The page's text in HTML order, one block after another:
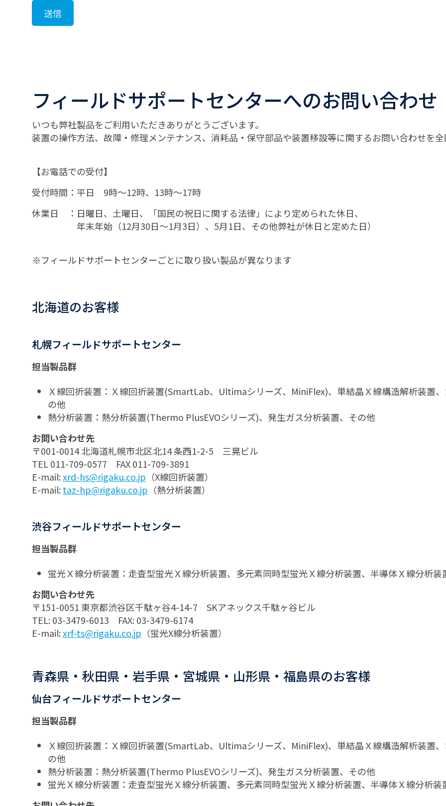
フィールドサポートセンターへのお問い合わせ
いつも弊社製品をご利用いただきありがとうございます。
装置の操作方法、故障・修理メンテナンス、消耗品・保守部品や装置移設等に関するお問い合わせを全
【お電話での受付】
受付時間：平日 9時～12時、13時～17時
休業日 ：日曜日、土曜日、「国民の祝日に関する法律」により定められた休日、
年末年始（12月30日～1月3日）、5月1日、その他弊社が休日と定めた日）
※フィールドサポートセンターごとに取り扱い製品が異なります
北海道のお客様
札幌フィールドサポートセンター
担当製品群
Ｘ線回折装置：Ｘ線回折装置(SmartLab、Ultimaシリーズ、MiniFlex)、単結晶Ｘ線構造解析装置
の他
熱分析装置：熱分析装置(Thermo PlusEVOシリーズ)、発生ガス分析装置、その他
お問い合わせ先
〒001-0014 北海道札幌市北区北14 条西1-2-5 三晃ビル
TEL 011-709-0577 FAX 011-709-3891
E-mail:xrd-hs@rigaku.co.jp （X線回折装置）
E-mail: taz-hp@rigaku.co.jp （熱分析装置）
渋谷フィールドサポートセンター
担当製品群
蛍光Ｘ線分析装置：走査型蛍光Ｘ線分析装置、多元素同時型蛍光Ｘ線分析装置、半導体Ｘ線分析
お問い合わせ先
〒151-0051 東京都渋谷区千駄ヶ谷4-14-7 SKアネックス千駄ヶ谷ビル
TEL: 03-3479-6013 FAX: 03-3479-6174
E-mail:xrf-ts@rigaku.co.jp （蛍光X線分析装置）
青森県・秋田県・岩手県・宮城県・山形県・福島県のお客様
仙台フィールドサポートセンター
担当製品群
Ｘ線回折装置：Ｘ線回折装置(SmartLab、Ultimaシリーズ、MiniFlex)、単結晶Ｘ線構造解析装置
の他
熱分析装置：熱分析装置(Thermo PlusEVOシリーズ)、発生ガス分析装置、その他
蛍光Ｘ線分析装置：走査型蛍光Ｘ線分析装置、多元素同時型蛍光Ｘ線分析装置、半導体Ｘ線分析